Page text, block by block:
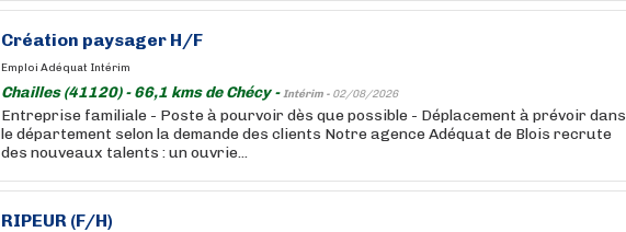
Création paysager H/F
Emploi Adéquat Intérim
Chailles (41120) - 66,1 kms de Chécy -Intérim - 02/08/2026
Entreprise familiale - Poste à pourvoir dès que possible - Déplacement à prévoir dans
le département selon la demande des clients Notre agence Adéquat de Blois recrute
des nouveaux talents : un ouvrie...
RIPEUR (F/H)